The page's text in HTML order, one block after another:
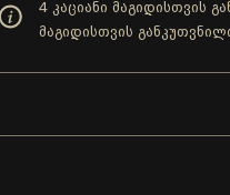
4 კაციანი მაგიდისთვის
მაგიდისთვის